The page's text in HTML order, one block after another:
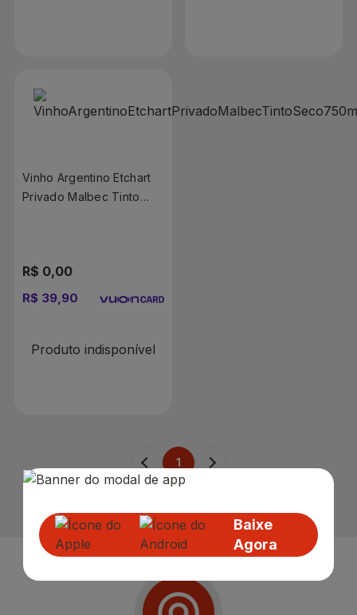
Vinho Argentino Etchart
Privado Malbec Tinto
R$ 0,00
R$ 39,90
Produto indisponível
1
Baixe
Agora